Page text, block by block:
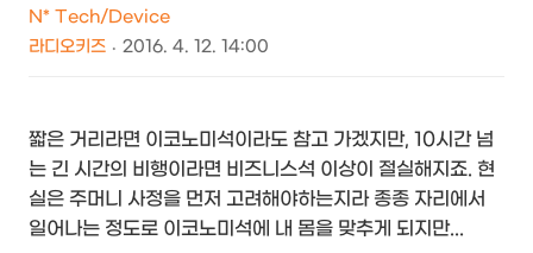
N* Tech/Device
라디오키즈
2016. 4. 12. 14:00
짧은 거리라면 이코노미석이라도 참고 가겠지만, 10시간 넘
는 긴 시간의 비행이라면 비즈니스석 이상이 절실해지죠. 현
실은 주머니 사정을 먼저 고려해야하는지라 종종 자리에서
일어나는 정도로 이코노미석에 내 몸을 맞추게 되지만...